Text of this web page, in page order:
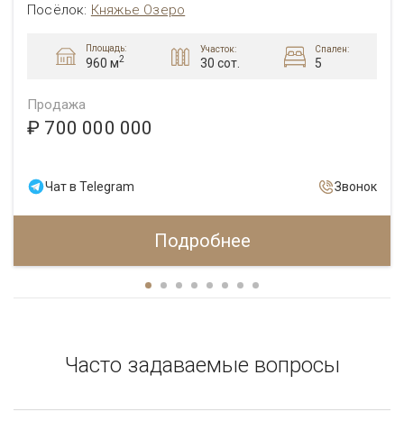
Посёлок: Княжье Озеро
Площадь:
960 м2
Участок:
30 сот.
Спален:
5
Продажа
₽ 700 000 000
Чат в Telegram Звонок
Подробнее
Часто задаваемые вопросы